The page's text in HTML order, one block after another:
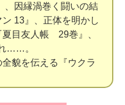
因縁渦巻く闘いの結
13』、正体を明かし
目友人帳 29巻』、
……。
貌を伝える『ウクラ